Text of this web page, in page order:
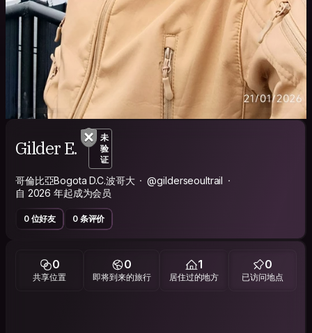
Gilder E.
未
验
证
哥倫比亞Bogota D.C.波哥大
@gilderseoultrail
自 2026 年起成为会员
0 位好友 0 条评价
0
共享位置
0
即将到来的旅行
1
居住过的地方
0
已访问地点